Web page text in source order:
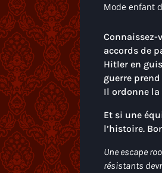
Mode enfant
Connaissez-
accords de
Hitler en
guerre
Il ordonne
Et si une
l’histoire.
Une escape
résistants